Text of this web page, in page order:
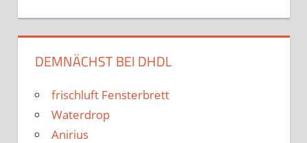
DEMNÄCHST BEI DHDL
frischluft Fensterbrett
Waterdrop
Anirius